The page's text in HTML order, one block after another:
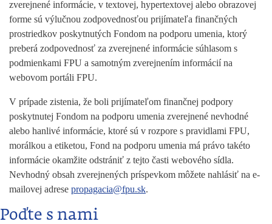
zverejnené informácie, v textovej, hypertextovej alebo obrazovej
forme sú výlučnou zodpovednosťou prijímateľa finančných
prostriedkov poskytnutých Fondom na podporu umenia, ktorý
preberá zodpovednosť za zverejnené informácie súhlasom s
podmienkami FPU a samotným zverejnením informácií na
webovom portáli FPU.
V prípade zistenia, že boli prijímateľom finančnej podpory
poskytnutej Fondom na podporu umenia zverejnené nevhodné
alebo hanlivé informácie, ktoré sú v rozpore s pravidlami FPU,
morálkou a etiketou, Fond na podporu umenia má právo takéto
informácie okamžite odstrániť z tejto časti webového sídla.
Nevhodný obsah zverejnených príspevkom môžete nahlásiť na e-
mailovej adrese propagacia@fpu.sk.
Poďte s nami